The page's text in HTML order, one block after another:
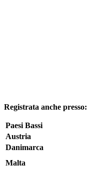
Registrata anche presso:
Paesi Bassi
Austria
Danimarca
Malta